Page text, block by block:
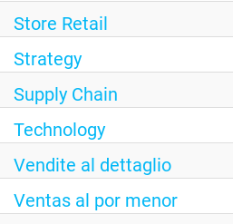
Store Retail
Strategy
Supply Chain
Technology
Vendite al dettaglio
Ventas al por menor